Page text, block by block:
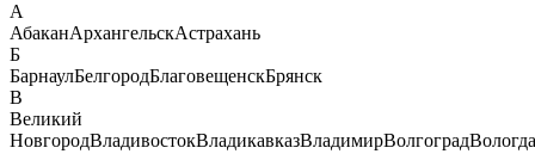
А
АбаканАрхангельскАстрахань
Б
БарнаулБелгородБлаговещенскБрянск
В
Великий
НовгородВладивостокВладикавказВладимирВолгоградВологда